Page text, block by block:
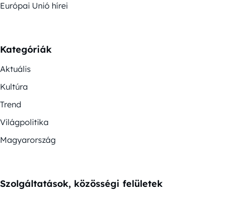
Európai Unió hírei
Kategóriák
Aktuális
Kultúra
Trend
Világpolitika
Magyarország
Szolgáltatások, közösségi felületek